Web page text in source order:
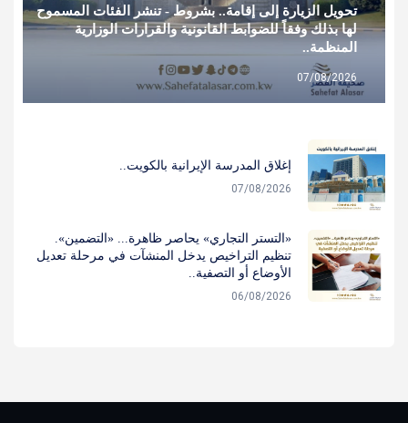
تحويل الزيارة إلى إقامة.. بشروط - تنشر الفئات المسموح
لها بذلك وفقاً للضوابط القانونية والقرارات الوزارية
المنظمة..
07/08/2026
إغلاق المدرسة الإيرانية بالكويت..
07/08/2026
«التستر التجاري» يحاصر ظاهرة... «التضمين».
تنظيم التراخيص يدخل المنشآت في مرحلة تعديل
الأوضاع أو التصفية..
06/08/2026